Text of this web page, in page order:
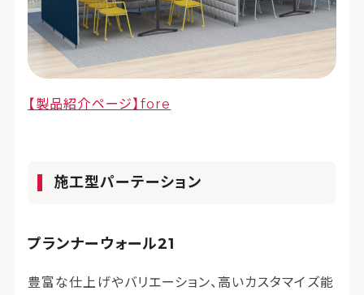
【製品紹介ページ】fore
施工型パーテーション
プランナーウォール21
豊富な仕上げやバリエーション、高いカスタマイズ能